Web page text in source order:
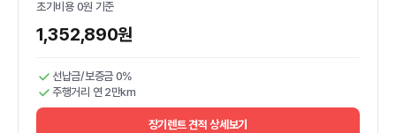
초기비용 0원 기준
1,352,890원
선납금/보증금 0%
주행거리 연 2만km
장기렌트 견적 상세보기